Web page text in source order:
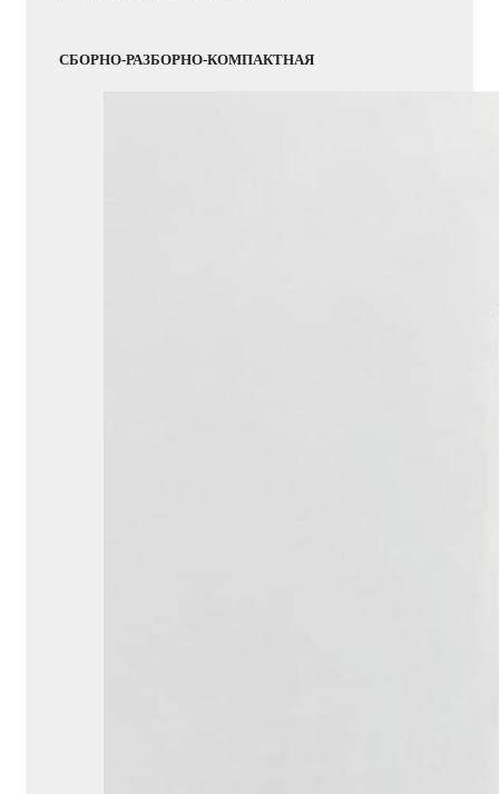
СБОРНО-РАЗБОРНО-КОМПАКТНАЯ